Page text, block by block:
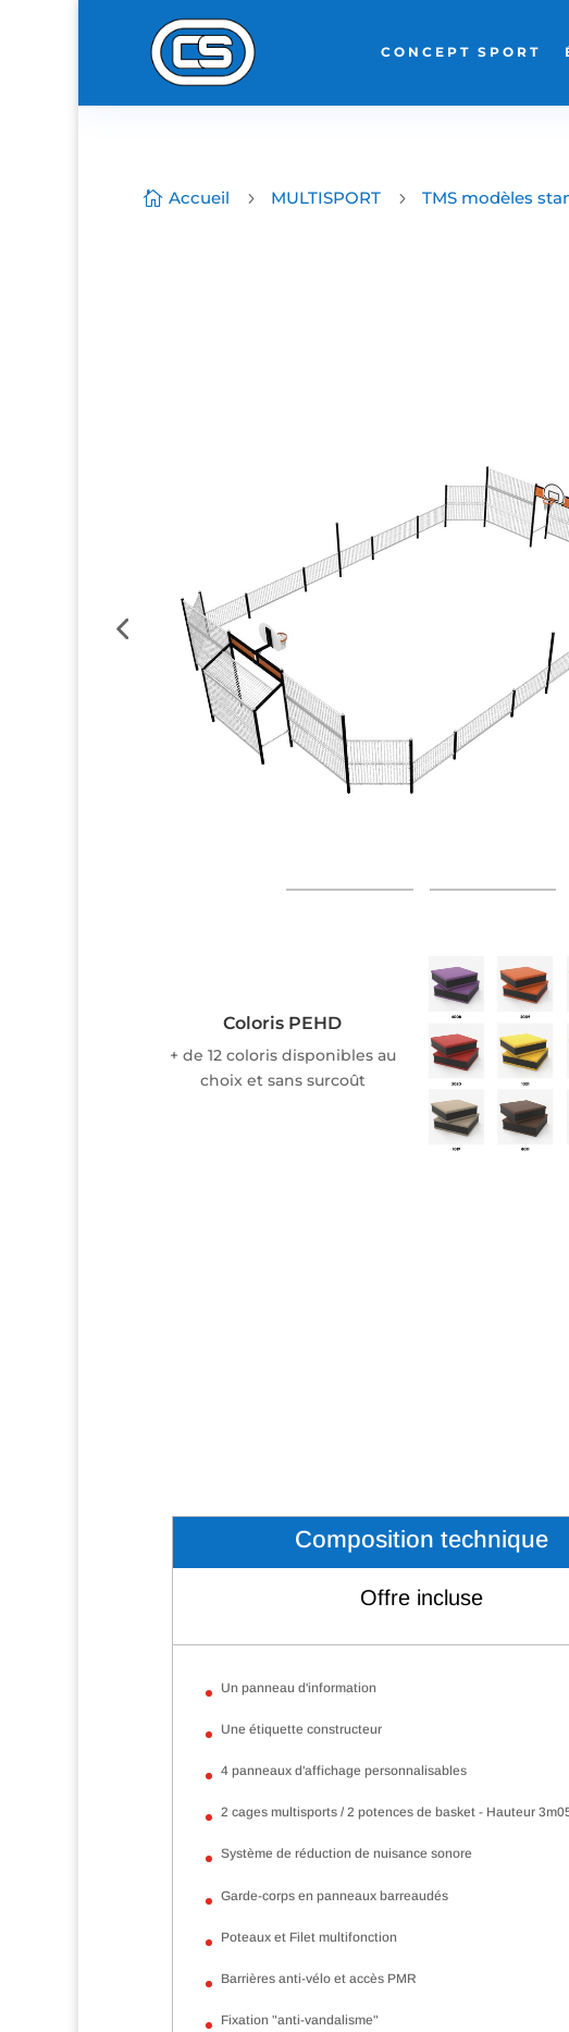
CONCEPT SPORT
 Accueil 5 MULTISPORT 5 TMS modèles
Coloris PEHD
+ de 12 coloris disponibles au
choix et sans surcoût
Composition technique
Offre incluse
Un panneau d'information
Une étiquette constructeur
4 panneaux d'affichage personnalisables
2 cages multisports / 2 potences de basket - Hauteur
Système de réduction de nuisance sonore
Garde-corps en panneaux barreaudés
Poteaux et Filet multifonction
Barrières anti-vélo et accès PMR
Fixation "anti-vandalisme"